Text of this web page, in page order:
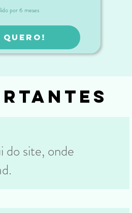
por 6 meses
QUERO!
do site, onde